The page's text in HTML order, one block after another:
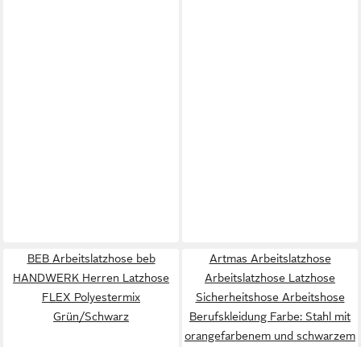
BEB Arbeitslatzhose beb
HANDWERK Herren Latzhose
FLEX Polyestermix
Grün/Schwarz
Artmas Arbeitslatzhose
Arbeitslatzhose Latzhose
Sicherheitshose Arbeitshose
Berufskleidung Farbe: Stahl mit
orangefarbenem und schwarzem